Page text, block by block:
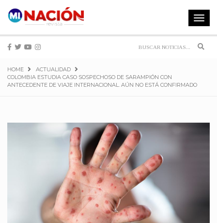
Toggle
HOME
ACTUALIDAD
COLOMBIA ESTUDIA CASO SOSPECHOSO DE SARAMPIÓN CON
ANTECEDENTE DE VIAJE INTERNACIONAL. AÚN NO ESTÁ CONFIRMADO